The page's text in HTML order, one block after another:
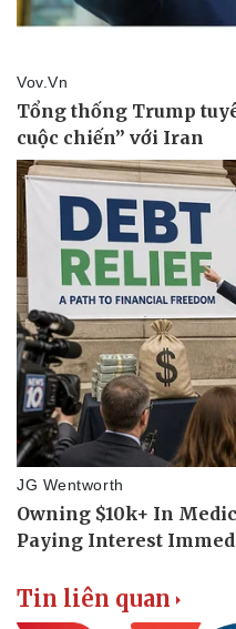
Doanh nghiệp
Thông tin doanh nghiệp
Doanh nghiệp 24h
Doanh nhân
Vì cộng đồng
Tin liên quan